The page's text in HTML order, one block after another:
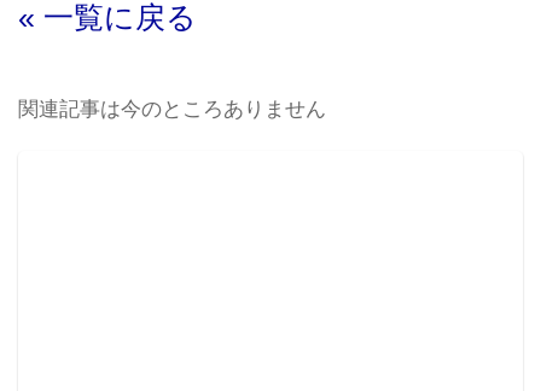
« 一覧に戻る
関連記事は今のところありません